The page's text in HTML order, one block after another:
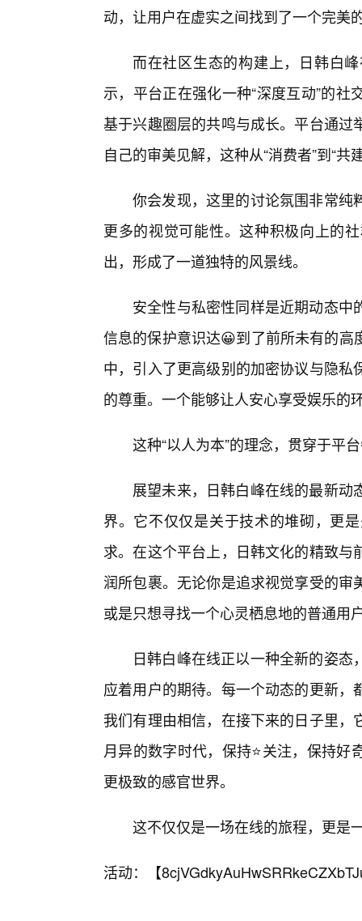
动，让用户在虚实之间找到了一个完美
而在社区生态的构建上，日韩白
示，平台正在强化一种“深度互动”的
基于兴趣圈层的共鸣与成长。平台通
自己的审美见解，这种从“消费者”到“
你会发现，这里的讨论氛围非常纯
更多的视觉可能性。这种积极向上的
出，形成了一道独特的风景线。
安全性与私密性同样是近期动态
信息的保护意识达😀到了前所未有的
中，引入了更高级别的加密协议与隐
的尊重。一个能够让人安心享受娱乐的
这种“以人为本”的理念，贯穿于平
展望未来，日韩白峰在线的最新
界。它不仅仅是关于技术的堆砌，更
求。在这个平台上，日韩文化的精致
润所包裹。无论你是追求视觉享受的
或是只想寻找一个心灵栖息地的普通用
日韩白峰在线正以一种全新的姿
应着用户的期待。每一个动态的更新
我们有理由相信，在接下来的日子里
月异的数字时代，保持⭐关注，保持
更极致的感官世界。
这不仅仅是一场在线的旅程，更是
活动：【